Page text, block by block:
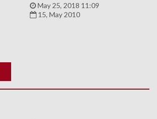
May 25, 2018 11:09
15, May 2010